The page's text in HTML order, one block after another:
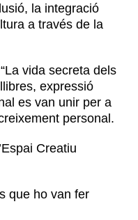
la integració
a través de la
vida secreta dels
expressió
es van unir per a
personal.
Creatiu
que ho van fer